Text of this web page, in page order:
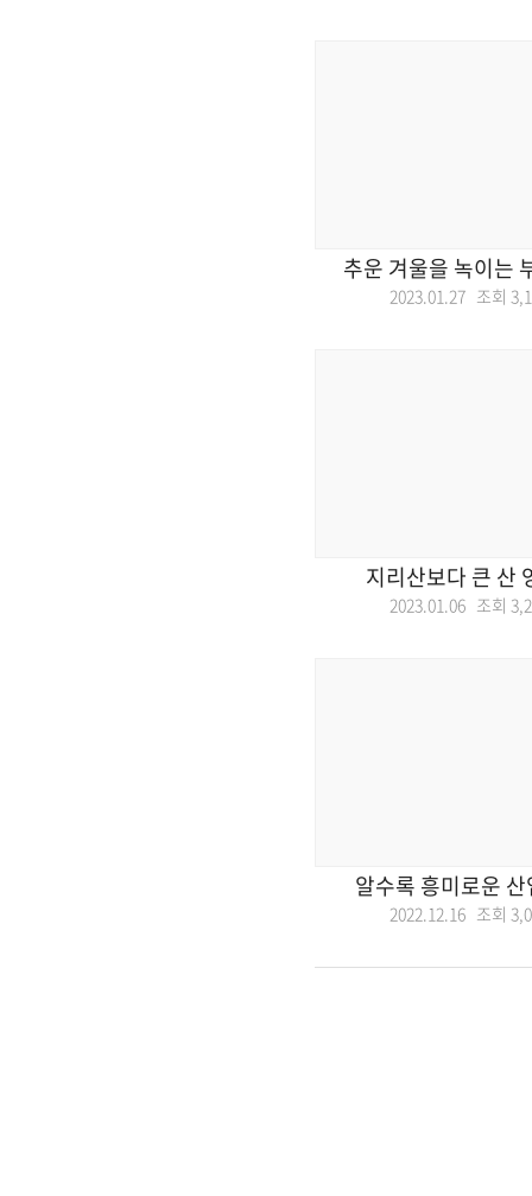
추운 겨울을 녹이는
2023.01.27 조회
지리산보다 큰 산
2023.01.06 조회
알수록 흥미로운
2022.12.16 조회